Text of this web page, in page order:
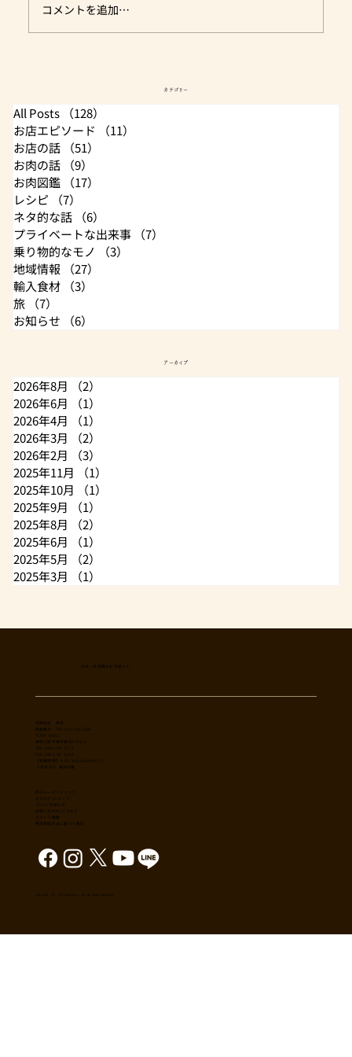
コメントを追加…
カテゴリー
All Posts （128）
お店エピソード
（11）
お店の話
（51）
お肉の話
（9）
お肉図鑑
（17）
レシピ
（7）
ネタ的な話
（6）
プライベートな出来事
（7）
乗り物的なモノ
（3）
地域情報
（27）
輸入食材
（3）
旅
（7）
お知らせ
（6）
アーカイブ
2026年8月 （2）
2026年6月
（1）
2026年4月
（1）
2026年3月
（2）
2026年2月
（3）
2025年11月
（1）
2025年10月
（1）
2025年9月
（1）
2025年8月
（2）
2025年6月
（1）
2025年5月
（2）
2025年3月
（1）
日本一多国籍なお肉屋さん
​有限会社 秀幸
登録番号：T8021002061566
〒254-0002
神奈川県平塚市横内3785-4
TEL: 0463-54-1173
FAX: 0463-54-1186
【営業時間】 9:30-19:30(sun18:30)
【 定休日 】 毎週木曜
肉のユーダイについて
カタログ/ショップ
ブログ/お知らせ
​お問い合わせ/アクセス
スタッフ募集
特定商取引法に基づく表記